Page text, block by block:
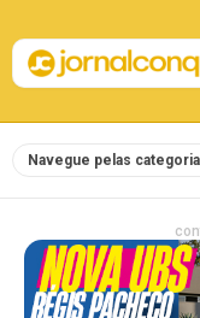
Navegue pelas